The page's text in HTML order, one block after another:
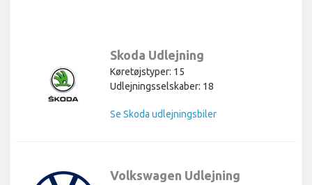
Skoda Udlejning
Køretøjstyper: 15
Udlejningsselskaber: 18
Se Skoda udlejningsbiler
Volkswagen Udlejning